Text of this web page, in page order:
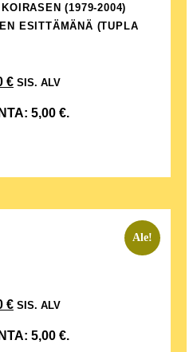
(1979-2004)
ESITTÄMÄNÄ (TUPLA
€ SIS. ALV
5,00 €.
Ale!
€ SIS. ALV
5,00 €.